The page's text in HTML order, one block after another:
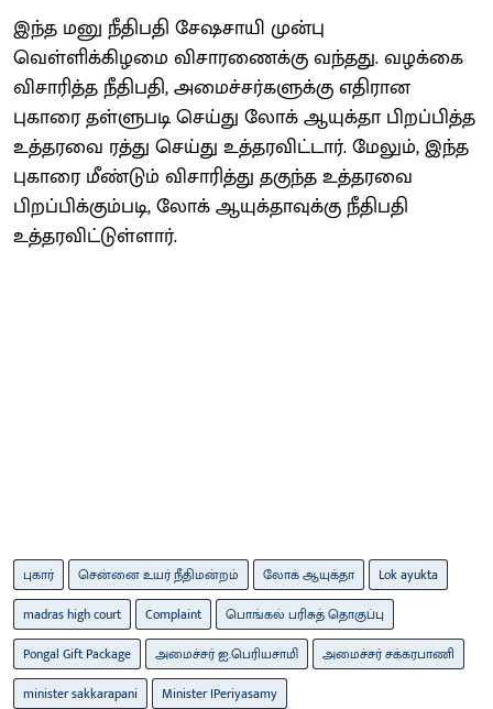
இந்த மனு நீதிபதி சேஷசாயி முன்பு
வெள்ளிக்கிழமை விசாரணைக்கு வந்தது. வழக்கை
விசாரித்த நீதிபதி, அமைச்சர்களுக்கு எதிரான
புகாரை தள்ளுபடி செய்து லோக் ஆயுக்தா பிறப்பித்த
உத்தரவை ரத்து செய்து உத்தரவிட்டார். மேலும், இந்த
புகாரை மீண்டும் விசாரித்து தகுந்த உத்தரவை
பிறப்பிக்கும்படி, லோக் ஆயுக்தாவுக்கு நீதிபதி
உத்தரவிட்டுள்ளார்.
புகார் சென்னை உயர் நீதிமன்றம் லோக் ஆயுக்தா
Lok ayukta
madras high court
Complaint
பொங்கல் பரிசுத் தொகுப்பு
Pongal Gift Package
அமைச்சர் ஐ.பெரியசாமி
அமைச்சர் சக்கரபாணி
minister sakkarapani
Minister IPeriyasamy